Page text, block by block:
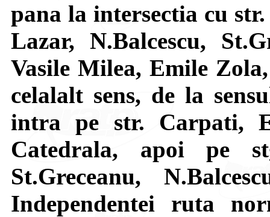
pana la intersectia cu
Lazar, N.Balcescu,
Vasile Milea, Emile
celalalt sens, de la
intra pe str. Carpati,
Catedrala, apoi pe
St.Greceanu,
Independentei ruta